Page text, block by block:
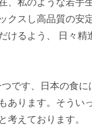
、私のような若手
スし高品質の安
るよう、 日々精
です、日本の食に
あります。そうい
考えております。